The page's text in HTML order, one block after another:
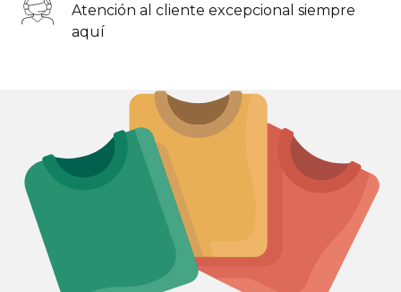
Atención al cliente excepcional siempre
aquí